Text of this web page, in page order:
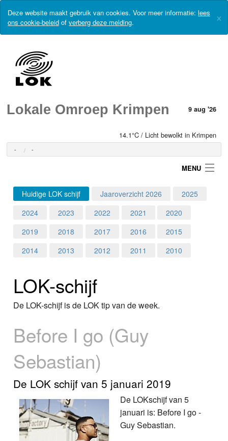
Deze website maakt gebruik van cookies. Voor meer informatie: lees
ons cookie-beleid of verberg deze melding. ×
Lokale Omroep Krimpen 9 aug '26
14.1°C / Licht bewolkt in Krimpen
- -
MENU
Login
Home
Programma's
Nieuws
Foto's
Video
Webcam
Info
Huidige LOK schijf Jaaroverzicht 2026
2025
2024
2023 2022 2021
2020
2019
2018 2017 2016
2015
2014
2013 2012 2011 2010
LOK-schijf
De LOK-schijf is de LOK tip van de week.
Before I go (Guy
Sebastian)
De LOK schijf van 5 januari 2019
De LOKschijf van 5
januari is: Before I go -
Guy Sebastian.